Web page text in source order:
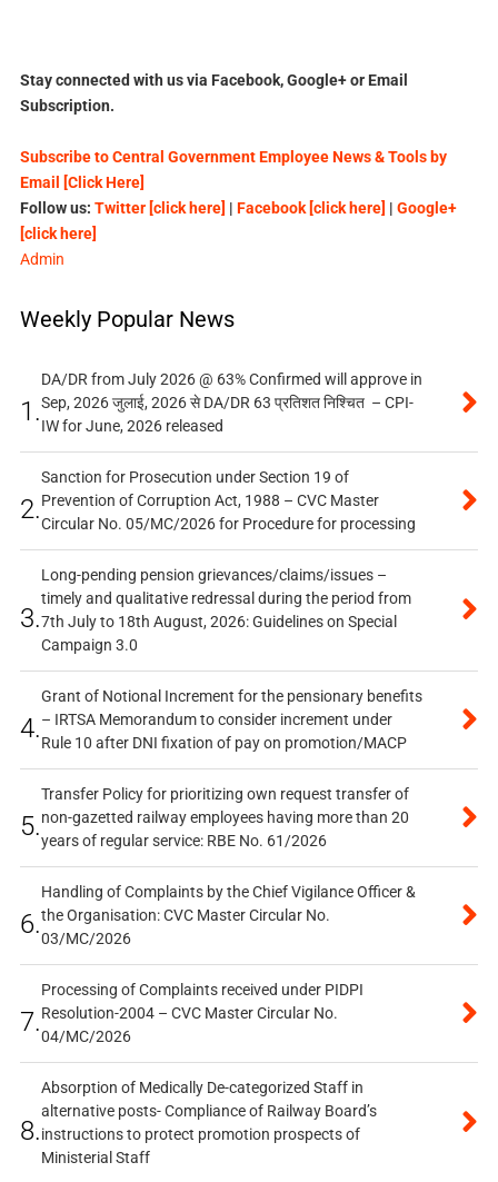
Stay connected with us via Facebook, Google+ or Email
Subscription.
Subscribe to Central Government Employee News & Tools by
Email [Click Here]
Follow us: Twitter [click here] | Facebook [click here] | Google+
[click here]
Admin
Weekly Popular News
1.
DA/DR from July 2026 @ 63% Confirmed will approve in
Sep, 2026 जुलाई, 2026 से DA/DR 63 प्रतिशत निश्चित – CPI-
IW for June, 2026 released
2.
Sanction for Prosecution under Section 19 of
Prevention of Corruption Act, 1988 – CVC Master
Circular No. 05/MC/2026 for Procedure for processing
3.
Long-pending pension grievances/claims/issues –
timely and qualitative redressal during the period from
7th July to 18th August, 2026: Guidelines on Special
Campaign 3.0
4.
Grant of Notional Increment for the pensionary benefits
– IRTSA Memorandum to consider increment under
Rule 10 after DNI fixation of pay on promotion/MACP
5.
Transfer Policy for prioritizing own request transfer of
non-gazetted railway employees having more than 20
years of regular service: RBE No. 61/2026
6.
Handling of Complaints by the Chief Vigilance Officer &
the Organisation: CVC Master Circular No.
03/MC/2026
7.
Processing of Complaints received under PIDPI
Resolution-2004 – CVC Master Circular No.
04/MC/2026
8.
Absorption of Medically De-categorized Staff in
alternative posts- Compliance of Railway Board’s
instructions to protect promotion prospects of
Ministerial Staff